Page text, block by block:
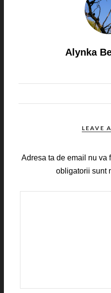
Alynka
LEAVE
Adresa ta de email nu va
obligatorii sunt